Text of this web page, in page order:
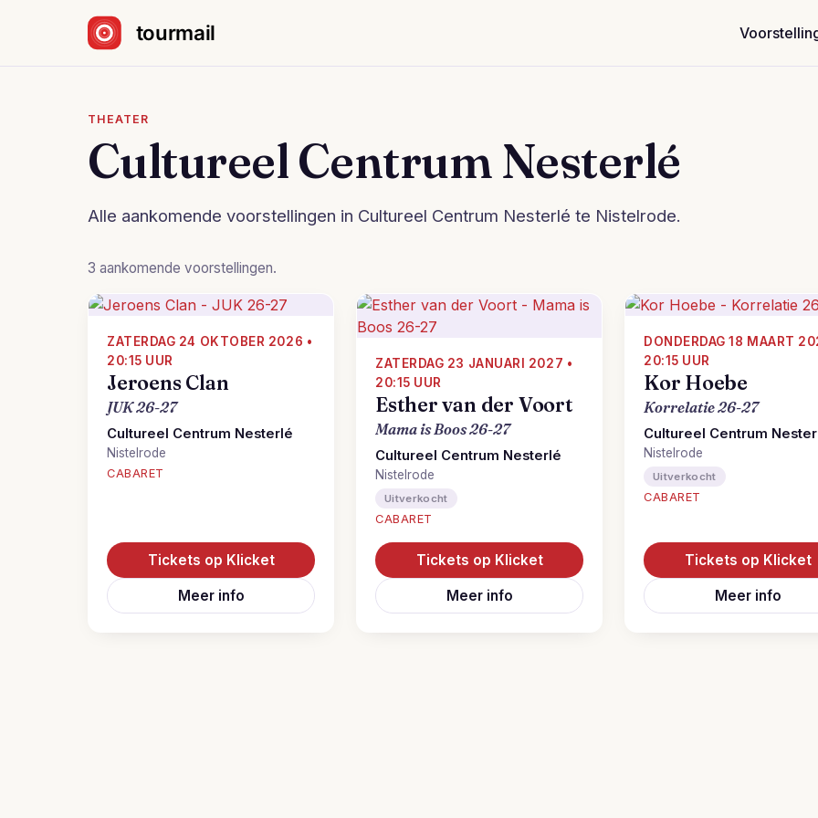
THEATER
Cultureel Centrum Nesterlé
Alle aankomende voorstellingen in Cultureel Centrum Nesterlé te Nistelrode.
3 aankomende voorstellingen.
ZATERDAG 24 OKTOBER 2026 •
20:15 UUR
Jeroens Clan
JUK 26-27
Cultureel Centrum Nesterlé
Nistelrode
CABARET
Tickets op Klicket
Meer info
ZATERDAG 23 JANUARI 2027 •
20:15 UUR
Esther van der Voort
Mama is Boos 26-27
Cultureel Centrum Nesterlé
Nistelrode
Uitverkocht
CABARET
Tickets op Klicket
Meer info
DONDERDAG 18 MAART
20:15 UUR
Kor Hoebe
Korrelatie 26-27
Cultureel Centrum
Nistelrode
Uitverkocht
CABARET
Tickets op Klicket
Meer info